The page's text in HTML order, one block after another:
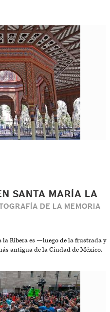
SANTA MARÍA LA
DE LA MEMORIA
la Ribera es —luego de la frustrada y
antigua de la Ciudad de México.